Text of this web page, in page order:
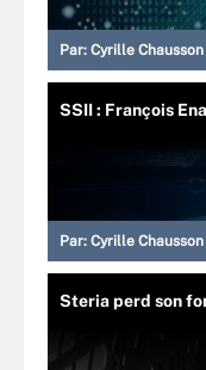
Par: Cyrille Chausson
SSII : François
Par: Cyrille Chausson
Steria perd son